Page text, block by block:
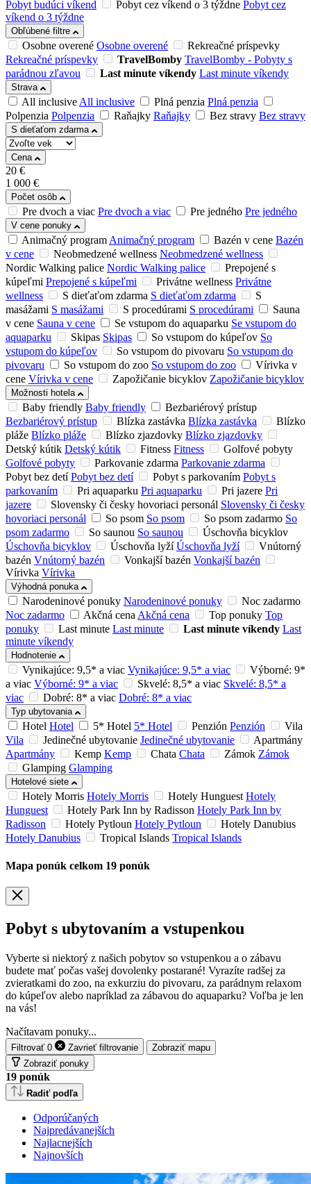
Pobyt budúci víkend
Pobyt cez víkend o 3 týždne Pobyt cez
víkend o 3 týždne
Obľúbené filtre
Osobne overené Osobne overené
Rekreačné príspevky
Rekreačné príspevky
TravelBomby TravelBomby - Pobyty s
parádnou zľavou
Last minute víkendy Last minute víkendy
Strava
All inclusiveAll inclusive Plná penzia Plná penzia
Polpenzia Polpenzia Raňajky Raňajky Bez stravy Bez stravy
S dieťaťom zdarma
Cena
20 €
1 000 €
Počet osôb
Pre dvoch a viac Pre dvoch a viac Pre jedného Pre jedného
V cene ponuky
Animačný programAnimačný program Bazén v cene Bazén
v cene
Neobmedzené wellness Neobmedzené wellness
Nordic Walking palice Nordic Walking palice
Prepojené s
kúpeľmi Prepojené s kúpeľmi Privátne wellness Privátne
wellness
S dieťaťom zdarma S dieťaťom zdarma
S
masážami S masážami S procedúrami S procedúrami
Sauna
v cene Sauna v cene Se vstupom do aquaparku Se vstupom do
aquaparku
Skipas Skipas So vstupom do kúpeľov So
vstupom do kúpeľov
So vstupom do pivovaru So vstupom do
pivovaru
So vstupom do zoo So vstupom do zoo
Vírivka v
cene Vírivka v cene Zapožičanie bicyklov Zapožičanie bicyklov
Možnosti hotela
Baby friendly Baby friendly
Bezbariérový prístup
Bezbariérový prístup
Blízka zastávka Blízka zastávka
Blízko
pláže Blízko pláže Blízko zjazdovky Blízko zjazdovky
Detský kútik Detský kútik Fitness Fitness
Golfové pobyty
Golfové pobyty
Parkovanie zdarma Parkovanie zdarma
Pobyt bez detí Pobyt bez detí Pobyt s parkovaním Pobyt s
parkovaním
Pri aquaparku Pri aquaparku Pri jazere Pri
jazere
Slovensky či česky hovoriaci personál Slovensky či česky
hovoriaci personál
So psom So psom So psom zadarmo So
psom zadarmo
So saunou So saunou
Úschovňa bicyklov
Úschovňa bicyklov
Úschovňa lyží Úschovňa lyží
Vnútorný
bazén Vnútorný bazén Vonkajší bazén Vonkajší bazén
Vírivka Vírivka
Výhodná ponuka
Narodeninové ponuky Narodeninové ponuky
Noc zadarmo
Noc zadarmo
Akčná cenaAkčná cena Top ponuky Top
ponuky
Last minute Last minute Last minute víkendy Last
minute víkendy
Hodnotenie
Vynikajúce: 9,5* a viac Vynikajúce: 9,5* a viac
Výborné: 9*
a viac Výborné: 9* a viac Skvelé: 8,5* a viac Skvelé: 8,5* a
viac
Dobré: 8* a viac Dobré: 8* a viac
Typ ubytovania
Hotel Hotel 5* Hotel 5* Hotel Penzión Penzión
Vila
Vila
Jedinečné ubytovanie Jedinečné ubytovanie
Apartmány
Apartmány
Kemp Kemp Chata Chata Zámok Zámok
Glamping Glamping
Hotelové siete
Hotely Morris Hotely Morris Hotely Hunguest Hotely
Hunguest
Hotely Park Inn by Radisson Hotely Park Inn by
Radisson
Hotely Pytloun Hotely Pytloun
Hotely Danubius
Hotely Danubius
Tropical Islands Tropical Islands
Mapa ponúk celkom 19 ponúk
Pobyt s ubytovaním a vstupenkou
Vyberte si niektorý z našich pobytov so vstupenkou a o zábavu
budete mať počas vašej dovolenky postarané! Vyrazíte radšej za
zvieratkami do zoo, na exkurziu do pivovaru, za parádnym relaxom
do kúpeľov alebo napríklad za zábavou do aquaparku? Voľba je len
na vás!
Načítavam ponuky...
Filtrovať 0 Zavrieť filtrovanie
Zobraziť mapu
Zobraziť ponuky
19 ponúk
Radiť podľa
Odporúčaných
Najpredávanejších
Najlacnejších
Najnovších